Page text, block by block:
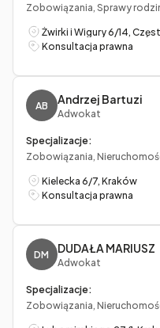
Zobowiązania, Sprawy
Żwirki i Wigury 6/14,
Konsultacja prawna
AB Andrzej Bartuzi
Adwokat
Specjalizacje:
Zobowiązania,
Kielecka 6/7, Kraków
Konsultacja prawna
DM DUDAŁA MARIUSZ
Adwokat
Specjalizacje:
Zobowiązania,